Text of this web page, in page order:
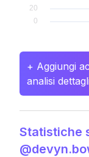
+ Aggiungi
analisi
Statistiche